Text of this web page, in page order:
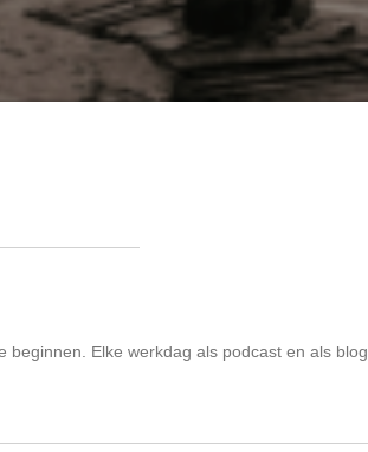
Elke werkdag als podcast en als blog.